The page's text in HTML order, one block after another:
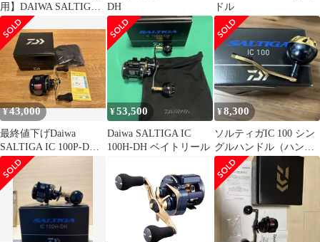
用】DAIWA SALTIGA
IC 100H-C
DH
ドル
¥43,000
最終値下げDaiwa
SALTIGA IC 100P-DH
ベイトリール
¥53,500
Daiwa SALTIGA IC
100H-DH ベイトリール
¥8,300
ソルティガIC 100 シン
グルハンドル（ハンド
ルのみ）